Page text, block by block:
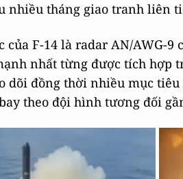
nhiều tháng giao tranh liên
của F-14 là radar AN/AWG-
nhất từng được tích hợp
dõi đồng thời nhiều mục
theo đội hình tương đối